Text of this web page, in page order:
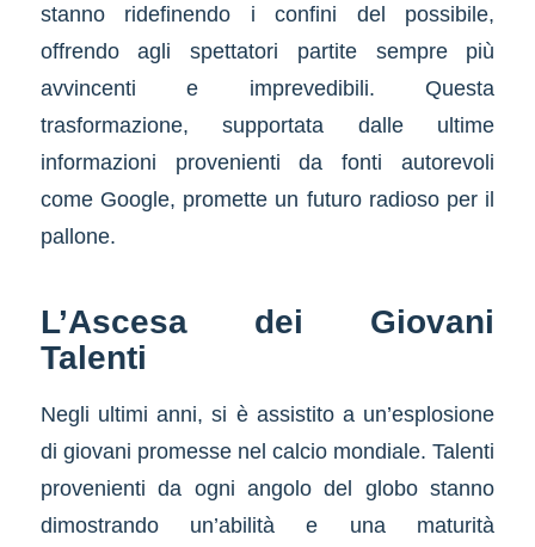
stanno ridefinendo i confini del possibile,
offrendo agli spettatori partite sempre più
avvincenti e imprevedibili. Questa
trasformazione, supportata dalle ultime
informazioni provenienti da fonti autorevoli
come Google, promette un futuro radioso per il
pallone.
L’Ascesa dei Giovani
Talenti
Negli ultimi anni, si è assistito a un’esplosione
di giovani promesse nel calcio mondiale. Talenti
provenienti da ogni angolo del globo stanno
dimostrando un’abilità e una maturità